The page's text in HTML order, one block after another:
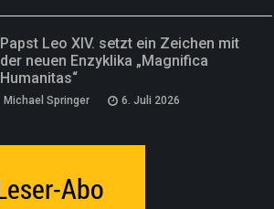
Papst Leo XIV. setzt ein Zeichen mit
der neuen Enzyklika „Magnifica
Humanitas“
Michael Springer 6. Juli 2026